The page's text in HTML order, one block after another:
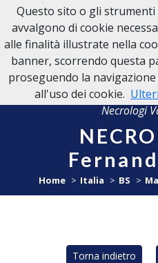
NECROLOGI VAL TROMPIA
Necrologi
Home Italia BS
Torna indietro
Questo sito o gli
avvalgono di cookie
alle finalità illustrate nella
banner, scorrendo questa
proseguendo la
all'uso dei cookie.